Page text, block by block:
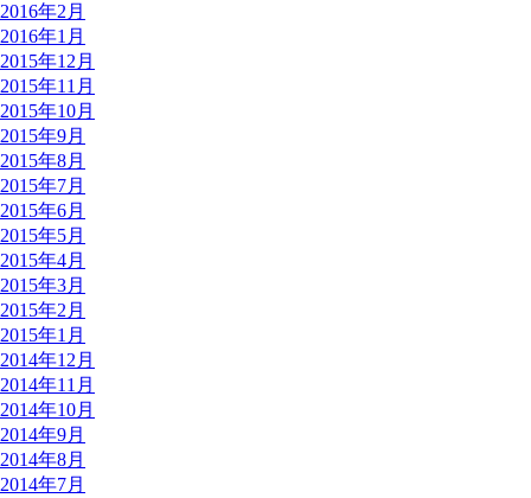
2016年2月
2016年1月
2015年12月
2015年11月
2015年10月
2015年9月
2015年8月
2015年7月
2015年6月
2015年5月
2015年4月
2015年3月
2015年2月
2015年1月
2014年12月
2014年11月
2014年10月
2014年9月
2014年8月
2014年7月